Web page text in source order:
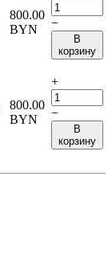
800.00
BYN
−
В
корзину
800.00
BYN
+
−
В
корзину